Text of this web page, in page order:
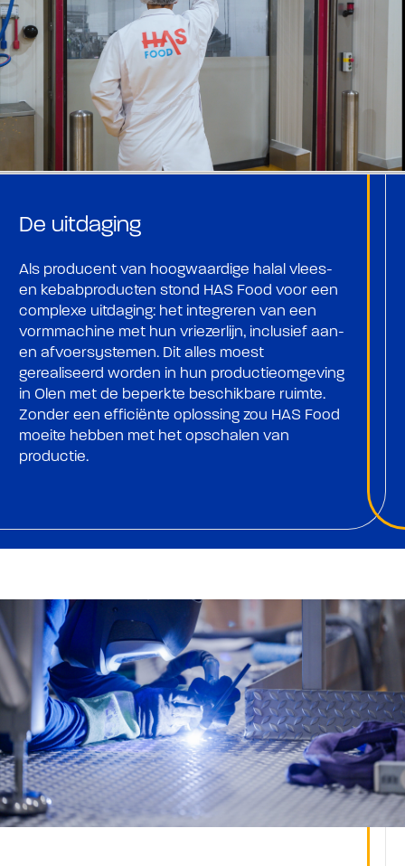
De uitdaging
Als producent van hoogwaardige halal vlees-
en kebabproducten stond HAS Food voor een
complexe uitdaging: het integreren van een
vormmachine met hun vriezerlijn, inclusief aan-
en afvoersystemen. Dit alles moest
gerealiseerd worden in hun productieomgeving
in Olen met de beperkte beschikbare ruimte.
Zonder een efficiënte oplossing zou HAS Food
moeite hebben met het opschalen van
productie.